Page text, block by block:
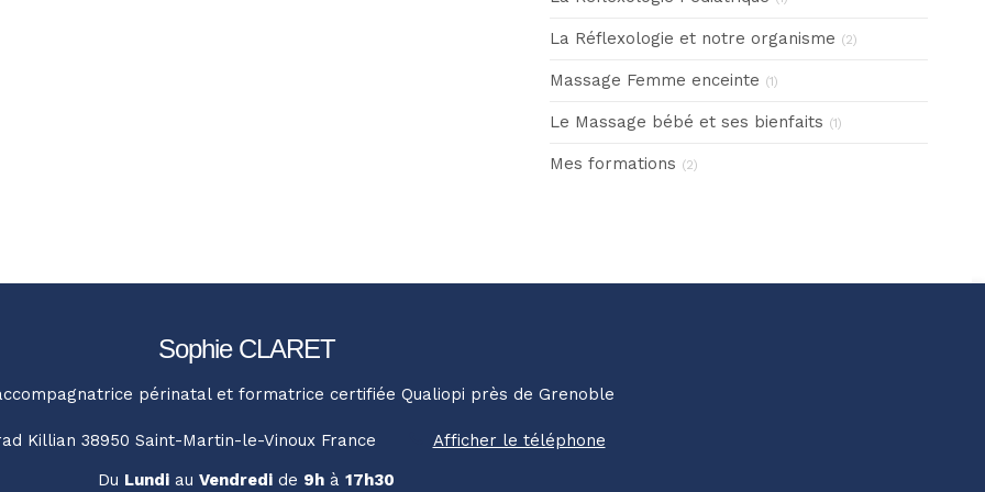
La Réflexologie et notre organisme (2)
Massage Femme enceinte (1)
Le Massage bébé et ses bienfaits (1)
Mes formations (2)
Sophie CLARET
périnatal et formatrice certifiée Qualiopi près de Grenoble
Killian 38950 Saint-Martin-le-Vinoux France
Afficher le téléphone
Du Lundi au Vendredi de 9h à 17h30